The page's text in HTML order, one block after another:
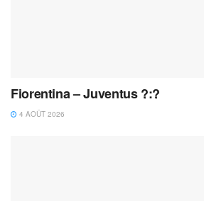
Fiorentina – Juventus ?:?
4 AOÛT 2026